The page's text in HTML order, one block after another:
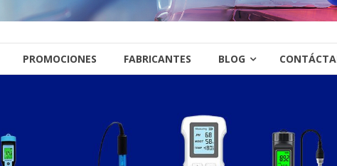
PROMOCIONES FABRICANTES BLOG